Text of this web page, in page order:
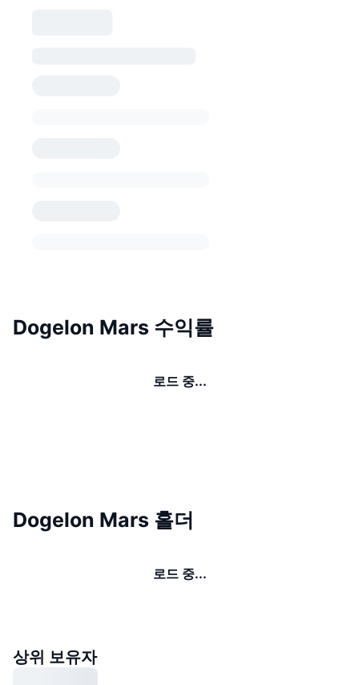
Dogelon Mars 수익률
로드 중...
Dogelon Mars 홀더
로드 중...
상위 보유자